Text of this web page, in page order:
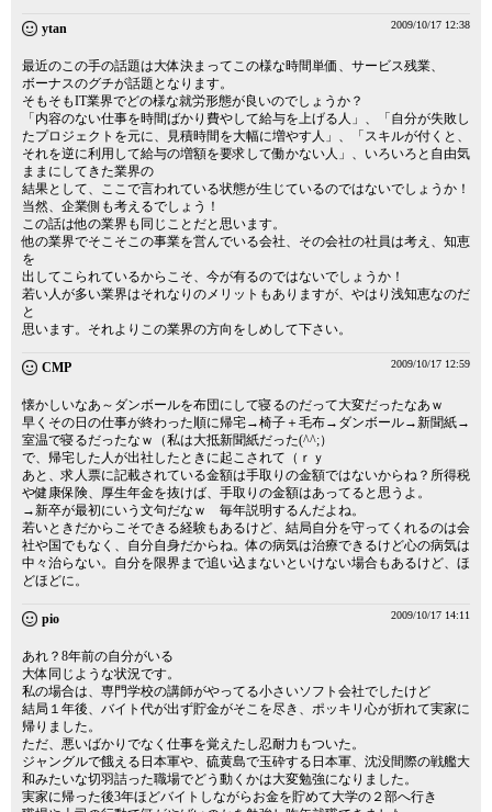
ytan 2009/10/17 12:38
最近のこの手の話題は大体決まってこの様な時間単価、サービス残業、
ボーナスのグチが話題となります。
そもそもIT業界でどの様な就労形態が良いのでしょうか？
「内容のない仕事を時間ばかり費やして給与を上げる人」、「自分が失敗し
たプロジェクトを元に、見積時間を大幅に増やす人」、「スキルが付くと、
それを逆に利用して給与の増額を要求して働かない人」、いろいろと自由気
ままにしてきた業界の
結果として、ここで言われている状態が生じているのではないでしょうか！
当然、企業側も考えるでしょう！
この話は他の業界も同じことだと思います。
他の業界でそこそこの事業を営んでいる会社、その会社の社員は考え、知恵
を
出してこられているからこそ、今が有るのではないでしょうか！
若い人が多い業界はそれなりのメリットもありますが、やはり浅知恵なのだ
と
思います。それよりこの業界の方向をしめして下さい。
CMP 2009/10/17 12:59
懐かしいなあ～ダンボールを布団にして寝るのだって大変だったなあｗ
早くその日の仕事が終わった順に帰宅→椅子＋毛布→ダンボール→新聞紙→
室温で寝るだったなｗ（私は大抵新聞紙だった(^^;）
で、帰宅した人が出社したときに起こされて（ｒｙ
あと、求人票に記載されている金額は手取りの金額ではないからね？所得税
や健康保険、厚生年金を抜けば、手取りの金額はあってると思うよ。
→新卒が最初にいう文句だなｗ 毎年説明するんだよね。
若いときだからこそできる経験もあるけど、結局自分を守ってくれるのは会
社や国でもなく、自分自身だからね。体の病気は治療できるけど心の病気は
中々治らない。自分を限界まで追い込まないといけない場合もあるけど、ほ
どほどに。
pio 2009/10/17 14:11
あれ？8年前の自分がいる
大体同じような状況です。
私の場合は、専門学校の講師がやってる小さいソフト会社でしたけど
結局１年後、バイト代が出ず貯金がそこを尽き、ポッキリ心が折れて実家に
帰りました。
ただ、悪いばかりでなく仕事を覚えたし忍耐力もついた。
ジャングルで餓える日本軍や、硫黄島で玉砕する日本軍、沈没間際の戦艦大
和みたいな切羽詰った職場でどう動くかは大変勉強になりました。
実家に帰った後3年ほどバイトしながらお金を貯めて大学の２部へ行き